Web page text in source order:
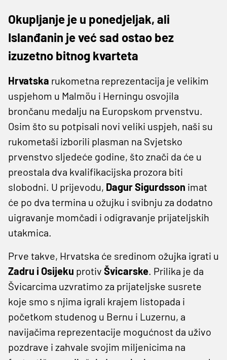
Okupljanje je u ponedjeljak, ali
Islanđanin je već sad ostao bez
izuzetno bitnog kvarteta
Hrvatska rukometna reprezentacija je velikim
uspjehom u Malmöu i Herningu osvojila
brončanu medalju na Europskom prvenstvu.
Osim što su potpisali novi veliki uspjeh, naši su
rukometaši izborili plasman na Svjetsko
prvenstvo sljedeće godine, što znači da će u
preostala dva kvalifikacijska prozora biti
slobodni. U prijevodu, Dagur Sigurdsson imat
će po dva termina u ožujku i svibnju za dodatno
uigravanje momčadi i odigravanje prijateljskih
utakmica.
Prve takve, Hrvatska će sredinom ožujka igrati u
Zadru i Osijeku protiv Švicarske. Prilika je da
Švicarcima uzvratimo za prijateljske susrete
koje smo s njima igrali krajem listopada i
početkom studenog u Bernu i Luzernu, a
navijačima reprezentacije mogućnost da uživo
pozdrave i zahvale svojim miljenicima na